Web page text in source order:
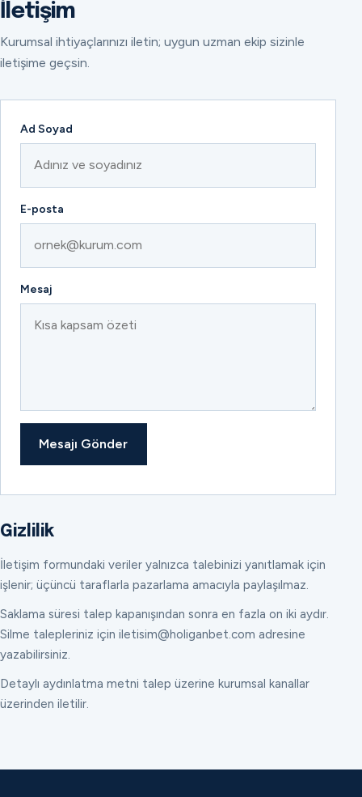
İletişim
Kurumsal ihtiyaçlarınızı iletin; uygun uzman ekip sizinle
iletişime geçsin.
Ad Soyad
E-posta
Mesaj
Mesajı Gönder
Gizlilik
İletişim formundaki veriler yalnızca talebinizi yanıtlamak için
işlenir; üçüncü taraflarla pazarlama amacıyla paylaşılmaz.
Saklama süresi talep kapanışından sonra en fazla on iki aydır.
Silme talepleriniz için iletisim@holiganbet.com adresine
yazabilirsiniz.
Detaylı aydınlatma metni talep üzerine kurumsal kanallar
üzerinden iletilir.